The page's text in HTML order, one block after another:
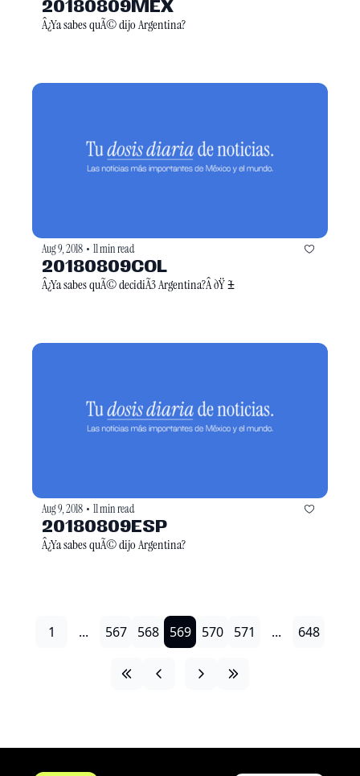
20180809MEX
Â¿Ya sabes quÃ© dijo Argentina?
Aug 9, 2018 • 11 min read
20180809COL
Â¿Ya sabes quÃ© decidiÃ3 Argentina?Â ðŸ ̃±
Aug 9, 2018 • 11 min read
20180809ESP
Â¿Ya sabes quÃ© dijo Argentina?
1 ... 567 568 569 570 571 ... 648